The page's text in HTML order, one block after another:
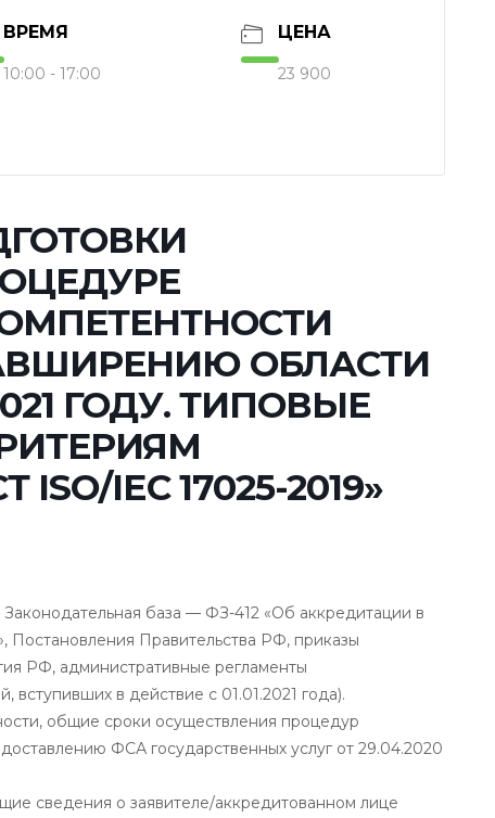
ВРЕМЯ
10:00 - 17:00
ЦЕНА
23 900
ОБЛАСТИ
ГОДУ. ТИПОВЫЕ
IEC 17025-2019»
база — ФЗ-412 «Об аккредитации в
Постановления Правительства РФ, приказы
РФ, административные регламенты
вступивших в действие с 01.01.2021 года).
общие сроки осуществления процедур
ФСА государственных услуг от 29.04.2020
сведения о заявителе/аккредитованном лице